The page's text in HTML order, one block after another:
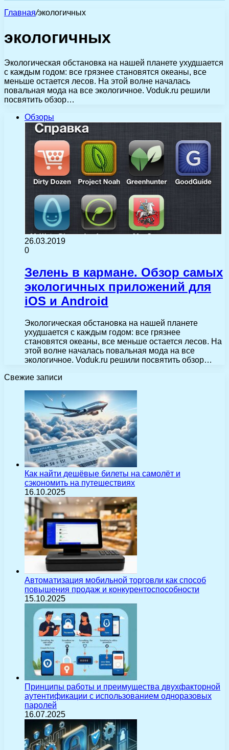
Главная/экологичных
экологичных
Экологическая обстановка на нашей планете ухудшается
с каждым годом: все грязнее становятся океаны, все
меньше остается лесов. На этой волне началась
повальная мода на все экологичное. Voduk.ru решили
посвятить обзор…
Обзоры
26.03.2019
0
Зелень в кармане. Обзор самых
экологичных приложений для
iOS и Android
Экологическая обстановка на нашей планете
ухудшается с каждым годом: все грязнее
становятся океаны, все меньше остается лесов. На
этой волне началась повальная мода на все
экологичное. Voduk.ru решили посвятить обзор…
Свежие записи
Как найти дешёвые билеты на самолёт и
сэкономить на путешествиях
16.10.2025
Автоматизация мобильной торговли как способ
повышения продаж и конкурентоспособности
15.10.2025
Принципы работы и преимущества двухфакторной
аутентификации с использованием одноразовых
паролей
16.07.2025